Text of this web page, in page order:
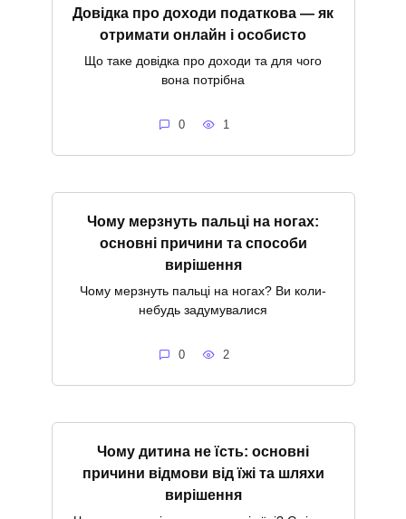
Довідка про доходи податкова — як
отримати онлайн і особисто
Що таке довідка про доходи та для чого
вона потрібна
0 1
Чому мерзнуть пальці на ногах:
основні причини та способи
вирішення
Чому мерзнуть пальці на ногах? Ви коли-
небудь задумувалися
0 2
Чому дитина не їсть: основні
причини відмови від їжі та шляхи
вирішення